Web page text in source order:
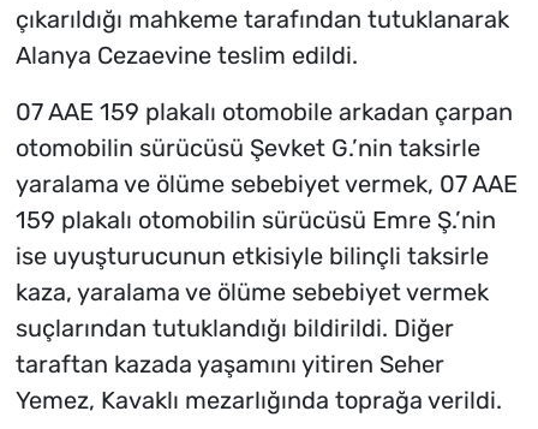
çıkarıldığı mahkeme tarafından tutuklanarak
Alanya Cezaevine teslim edildi.
07 AAE 159 plakalı otomobile arkadan çarpan
otomobilin sürücüsü Şevket G.’nin taksirle
yaralama ve ölüme sebebiyet vermek, 07 AAE
159 plakalı otomobilin sürücüsü Emre Ş.’nin
ise uyuşturucunun etkisiyle bilinçli taksirle
kaza, yaralama ve ölüme sebebiyet vermek
suçlarından tutuklandığı bildirildi. Diğer
taraftan kazada yaşamını yitiren Seher
Yemez, Kavaklı mezarlığında toprağa verildi.